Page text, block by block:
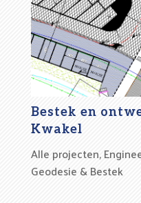
Bestek en
Kwakel
Alle projecten,
Geodesie & Bestek